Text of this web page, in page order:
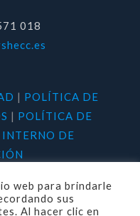
018
| POLÍTICA DE
| POLÍTICA DE
DE
web para brindarle
sus
Al hacer clic en